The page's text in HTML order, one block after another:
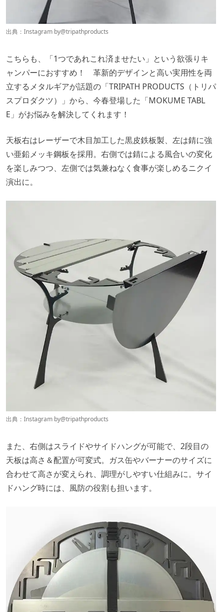
出典：Instagram by@tripathproducts
こちらも、「1つであれこれ済ませたい」という欲張りキ
ャンパーにおすすめ！ 革新的デザインと高い実用性を両
立するメタルギアが話題の「TRIPATH PRODUCTS （トリパ
スプロダクツ）」から、今春登場した「MOKUME TABL
E」がお悩みを解決してくれます！
天板右はレーザーで木目加工した黒皮鉄板製、左は錆に強
い亜鉛メッキ鋼板を採用。右側では錆による風合いの変化
を楽しみつつ、左側では気兼ねなく食事が楽しめるニクイ
演出に。
出典：Instagram by@tripathproducts
また、右側はスライドやサイドハングが可能で、2段目の
天板は高さ＆配置が可変式。ガス缶やバーナーのサイズに
合わせて高さが変えられ、調理がしやすい仕組みに。サイ
ドハング時には、風防の役割も担います。